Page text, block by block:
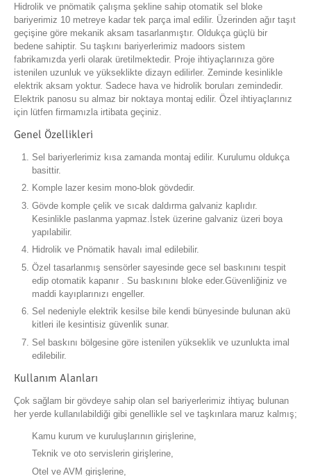
Hidrolik ve pnömatik çalışma şekline sahip otomatik sel bloke
bariyerimiz 10 metreye kadar tek parça imal edilir. Üzerinden ağır taşıt
geçişine göre mekanik aksam tasarlanmıştır. Oldukça güçlü bir
bedene sahiptir. Su taşkını bariyerlerimiz madoors sistem
fabrikamızda yerli olarak üretilmektedir. Proje ihtiyaçlarınıza göre
istenilen uzunluk ve yükseklikte dizayn edilirler. Zeminde kesinlikle
elektrik aksam yoktur. Sadece hava ve hidrolik boruları zemindedir.
Elektrik panosu su almaz bir noktaya montaj edilir. Özel ihtiyaçlarınız
için lütfen firmamızla irtibata geçiniz.
Genel Özellikleri
Sel bariyerlerimiz kısa zamanda montaj edilir. Kurulumu oldukça
basittir.
Komple lazer kesim mono-blok gövdedir.
Gövde komple çelik ve sıcak daldırma galvaniz kaplıdır.
Kesinlikle paslanma yapmaz.İstek üzerine galvaniz üzeri boya
yapılabilir.
Hidrolik ve Pnömatik havalı imal edilebilir.
Özel tasarlanmış sensörler sayesinde gece sel baskınını tespit
edip otomatik kapanır . Su baskınını bloke eder.Güvenliğiniz ve
maddi kayıplarınızı engeller.
Sel nedeniyle elektrik kesilse bile kendi bünyesinde bulunan akü
kitleri ile kesintisiz güvenlik sunar.
Sel baskını bölgesine göre istenilen yükseklik ve uzunlukta imal
edilebilir.
Kullanım Alanları
Çok sağlam bir gövdeye sahip olan sel bariyerlerimiz ihtiyaç bulunan
her yerde kullanılabildiği gibi genellikle sel ve taşkınlara maruz kalmış;
Kamu kurum ve kuruluşlarının girişlerine,
Teknik ve oto servislerin girişlerine,
Otel ve AVM girişlerine,